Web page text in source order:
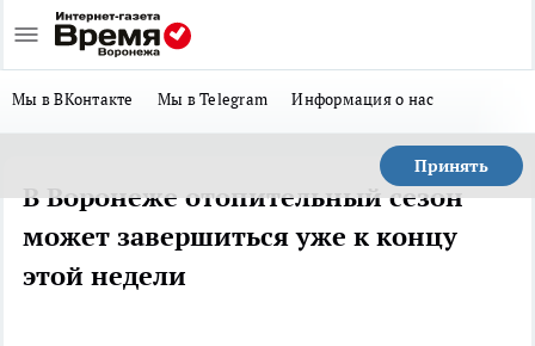
Мы в ВКонтакте Мы в Telegram Информация о нас
Принять
В Воронеже отопительный сезон
может завершиться уже к концу
этой недели